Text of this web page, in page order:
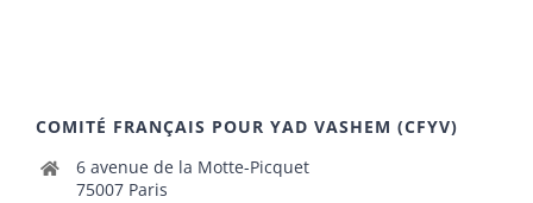
COMITÉ FRANÇAIS POUR YAD VASHEM (CFYV)
6 avenue de la Motte-Picquet
75007 Paris